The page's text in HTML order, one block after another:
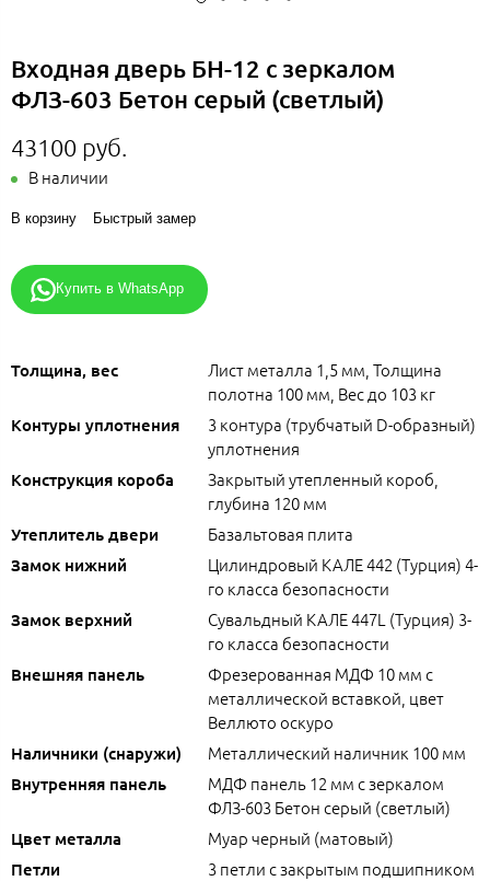
Входная дверь БН-12 с зеркалом
ФЛЗ-603 Бетон серый (светлый)
43100 руб.
В наличии
В корзину Быстрый замер
Купить в WhatsApp
Толщина, вес
Лист металла 1,5 мм, Толщина
полотна 100 мм, Вес до 103 кг
Контуры уплотнения
3 контура (трубчатый D-образный)
уплотнения
Конструкция короба
Закрытый утепленный короб,
глубина 120 мм
Утеплитель двери Базальтовая плита
Замок нижний
Цилиндровый КАЛЕ 442 (Турция) 4-
го класса безопасности
Замок верхний
Сувальдный КАЛЕ 447L (Турция) 3-
го класса безопасности
Внешняя панель
Фрезерованная МДФ 10 мм с
металлической вставкой, цвет
Веллюто оскуро
Наличники (снаружи) Металлический наличник 100 мм
Внутренняя панель
МДФ панель 12 мм с зеркалом
ФЛЗ-603 Бетон серый (светлый)
Цвет металла Муар черный (матовый)
Петли 3 петли с закрытым подшипником